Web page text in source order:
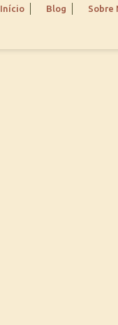
Blog Sobre
Início